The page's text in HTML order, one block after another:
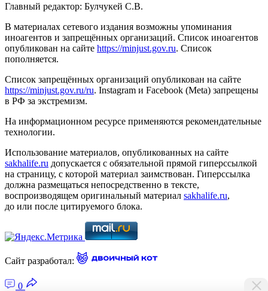
Главный редактор: Булчукей С.В.
В материалах сетевого издания возможны упоминания
иноагентов и запрещённых организаций. Список иноагентов
опубликован на сайте https://minjust.gov.ru. Список
пополняется.
Список запрещённых организаций опубликован на сайте
https://minjust.gov.ru/ru. Instagram и Facebook (Metа) запрещены
в РФ за экстремизм.
На информационном ресурсе применяются рекомендательные
технологии.
Использование материалов, опубликованных на сайте
sakhalife.ru допускается с обязательной прямой гиперссылкой
на страницу, с которой материал заимствован. Гиперссылка
должна размещаться непосредственно в тексте,
воспроизводящем оригинальный материал sakhalife.ru,
до или после цитируемого блока.
Сайт разработал:
0